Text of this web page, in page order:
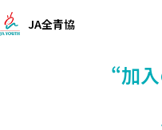
JA全青協
“加